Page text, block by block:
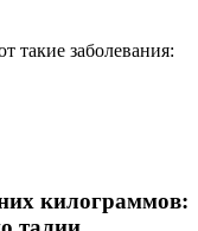
такие заболевания:
килограммов: